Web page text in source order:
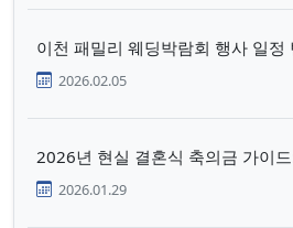
이천 패밀리 웨딩박람회 행사 일정
2026.02.05
2026년 현실 결혼식 축의금 가이
2026.01.29